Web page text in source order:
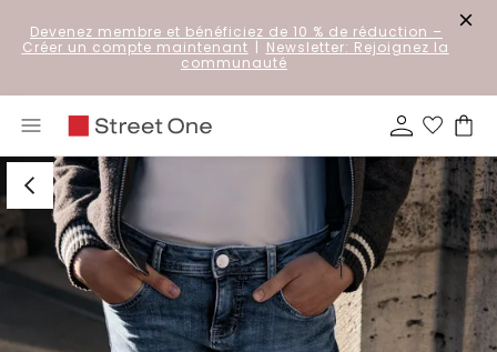
Devenez membre et bénéficiez de 10 % de réduction –
Créer un compte maintenant | Newsletter: Rejoignez la
communauté